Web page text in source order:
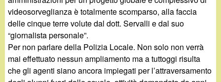
videosorveglianza è totalmente scomparso, alla faccia
delle cinque terre volute dal dott. Servalli e dal suo
“giornalista personale”.
Per non parlare della Polizia Locale. Non solo non verrà
mai effettuato nessun ampliamento ma a tuttoggi risulta
che gli agenti siano ancora impiegati per l’attraversamento